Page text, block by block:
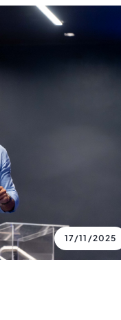
17/11/2025